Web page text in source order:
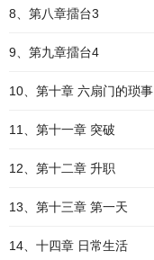
8、第八章擂台3
9、第九章擂台4
10、第十章 六扇门的琐事
11、第十一章 突破
12、第十二章 升职
13、第十三章 第一天
14、十四章 日常生活